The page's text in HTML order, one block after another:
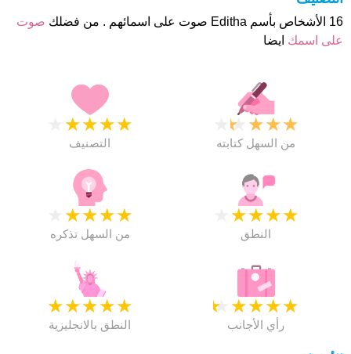
16 الأشخاص بأسم Editha صوت على اسمائهم . من فضلك
صوت
على اسمك ايضا
★
★
★
★
التصنيف
★
★
★
★
من السهل كتابته
★
★
★
★
من السهل تذكره
★
★
★
★
النطق
★
★
★
★
★
النطق بالانجليزية
★
★
★
★
★
رأي الأجانب